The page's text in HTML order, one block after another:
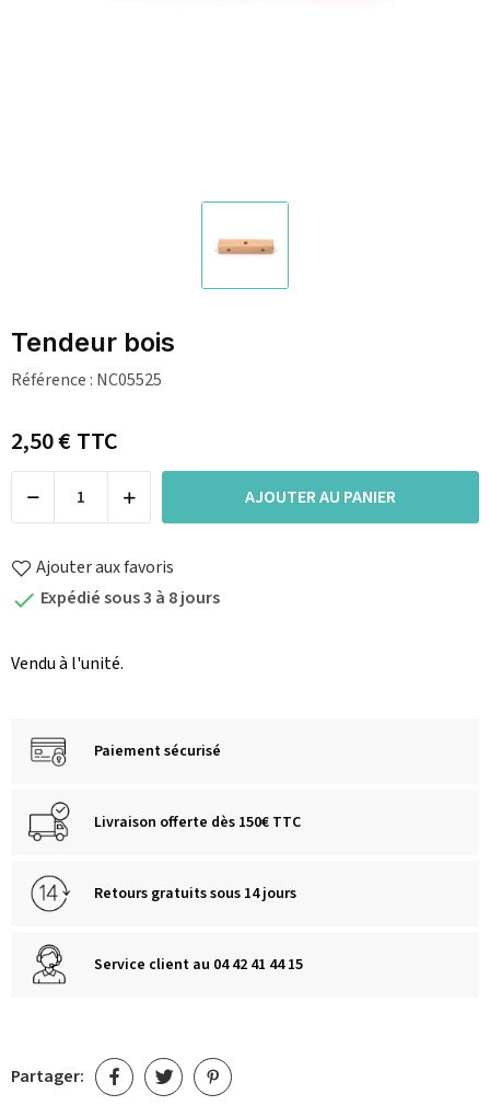
Tendeur bois
Référence : NC05525
2,50 €TTC
AJOUTER AU PANIER
Ajouter aux favoris
 Expédié sous 3 à 8 jours
Vendu à l'unité.
Paiement sécurisé
Livraison offerte dès 150€ TTC
Retours gratuits sous 14 jours
Service client au 04 42 41 44 15
Partager: